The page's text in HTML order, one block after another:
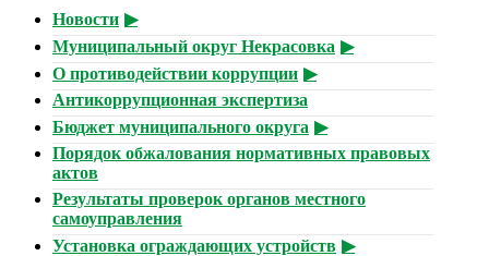
Новости
Муниципальный округ Некрасовка
О противодействии коррупции
Антикоррупционная экспертиза
Бюджет муниципального округа
Порядок обжалования нормативных правовых
актов
Результаты проверок органов местного
самоуправления
Установка ограждающих устройств